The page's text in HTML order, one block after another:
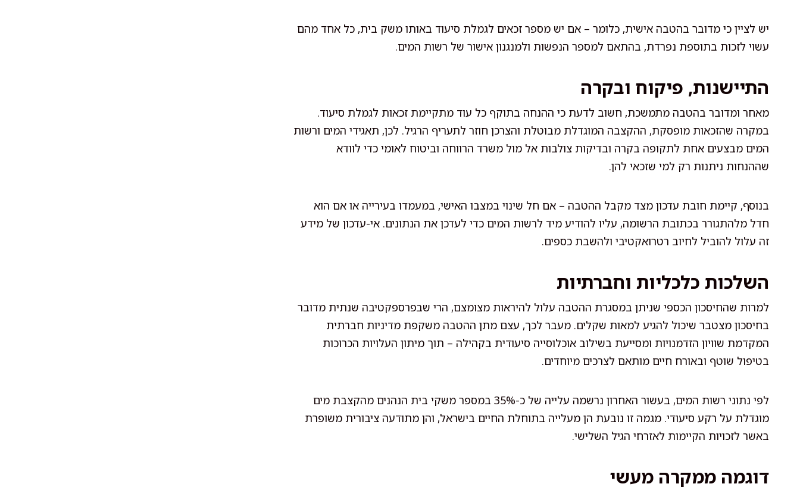
יש לציין כי מדובר בהטבה אישית, כלומר – אם יש מספר זכאים לגמלת סיעוד באותו משק בית, כל אחד מהם
עשוי לזכות בתוספת נפרדת, בהתאם למספר הנפשות ולמנגנון אישור של רשות המים.
התיישנות, פיקוח ובקרה
מאחר ומדובר בהטבה מתמשכת, חשוב לדעת כי ההנחה בתוקף כל עוד מתקיימת זכאות לגמלת סיעוד.
במקרה שהזכאות מופסקת, ההקצבה המוגדלת מבוטלת והצרכן חוזר לתעריף הרגיל. לכן, תאגידי המים ורשות
המים מבצעים אחת לתקופה בקרה ובדיקות צולבות אל מול משרד הרווחה וביטוח לאומי כדי לוודא
שההנחות ניתנות רק למי שזכאי להן.
בנוסף, קיימת חובת עדכון מצד מקבל ההטבה – אם חל שינוי במצבו האישי, במעמדו בעירייה או אם הוא
חדל מלהתגורר בכתובת הרשומה, עליו להודיע מיד לרשות המים כדי לעדכן את הנתונים. אי-עדכון של מידע
זה עלול להוביל לחיוב רטרואקטיבי ולהשבת כספים.
השלכות כלכליות וחברתיות
למרות שהחיסכון הכספי שניתן במסגרת ההטבה עלול להיראות מצומצם, הרי שבפרספקטיבה שנתית מדובר
בחיסכון מצטבר שיכול להגיע למאות שקלים. מעבר לכך, עצם מתן ההטבה משקפת מדיניות חברתית
המקדמת שוויון הזדמנויות ומסייעת בשילוב אוכלוסייה סיעודית בקהילה – תוך מיתון העלויות הכרוכות
בטיפול שוטף ובאורח חיים מותאם לצרכים מיוחדים.
לפי נתוני רשות המים, בעשור האחרון נרשמה עלייה של כ-35% במספר משקי בית הנהנים מהקצבת מים
מוגדלת על רקע סיעודי. מגמה זו נובעת הן מעלייה בתוחלת החיים בישראל, והן מתודעה ציבורית משופרת
באשר לזכויות הקיימות לאזרחי הגיל השלישי.
דוגמה ממקרה מעשי